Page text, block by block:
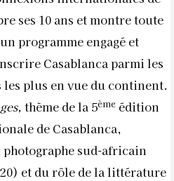
ses 10 ans et montre toute
programme engagé et
Casablanca parmi les
plus en vue du continent.
thème de la 5ème édition
de Casablanca,
sud-africain
et du rôle de la littérature